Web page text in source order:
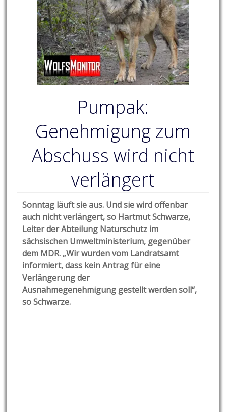
Pumpak:
Genehmigung zum
Abschuss wird nicht
verlängert
Sonntag läuft sie aus. Und sie wird offenbar
auch nicht verlängert, so Hartmut Schwarze,
Leiter der Abteilung Naturschutz im
sächsischen Umweltministerium, gegenüber
dem MDR. „Wir wurden vom Landratsamt
informiert, dass kein Antrag für eine
Verlängerung der
Ausnahmegenehmigung gestellt werden soll“,
so Schwarze.